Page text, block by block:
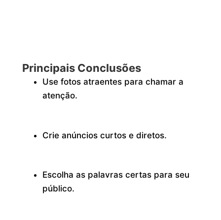
Principais Conclusões
Use fotos atraentes para chamar a
atenção.
Crie anúncios curtos e diretos.
Escolha as palavras certas para seu
público.